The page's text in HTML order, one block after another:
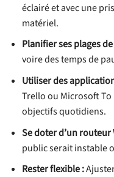
éclairé et avec une
matériel.
Planifier ses plages
voire des temps de
Utiliser des
Trello ou Microsoft
objectifs quotidiens.
Se doter d’un
public serait instable
Rester flexible :